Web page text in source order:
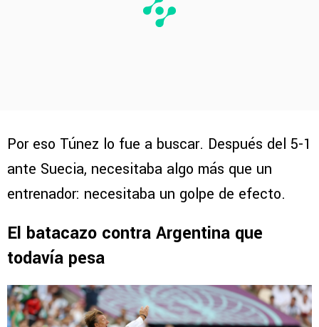
Por eso Túnez lo fue a buscar. Después del 5-1
ante Suecia, necesitaba algo más que un
entrenador: necesitaba un golpe de efecto.
El batacazo contra Argentina que
todavía pesa